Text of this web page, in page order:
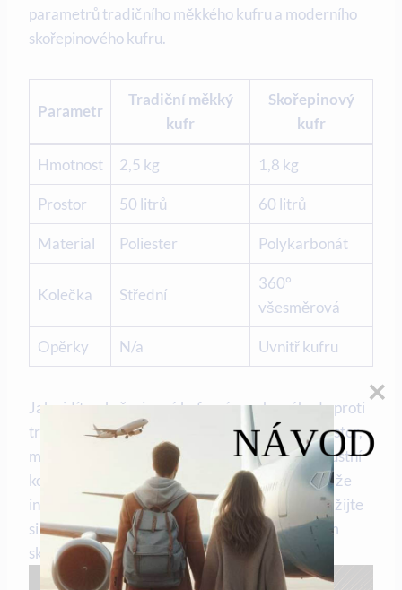
parametrů tradičního měkkého kufru a moderního
skořepinového kufru.
Parametr
Tradiční měkký
kufr
Skořepinový
kufr
Hmotnost 2,5 kg 1,8 kg
Prostor 50 litrů 60 litrů
Material Poliester Polykarbonát
Kolečka Střední
360°
všesměrová
Opěrky N/a Uvnitř kufru
Jak vidíte, skořepinový kufr má mnoho výhod oproti
tradičnímu měkkému kufrování. Jeho větší prostor,
menší váha a špičkové vlastnosti, jako jsou robustní
kolečka a praktické opěrky, vás jistě přesvědčí, že
investovat do skořepinového kufru stojí za to. Užijte
si pohodlnější a snadnější cestování s moderním
skořepinovým kufrem.
NÁVOD